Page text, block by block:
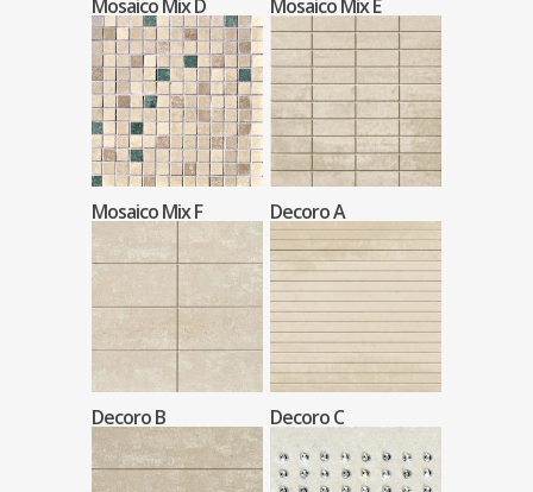
Mosaico Mix D Mosaico Mix E
Mosaico Mix F Decoro A
Decoro B Decoro C